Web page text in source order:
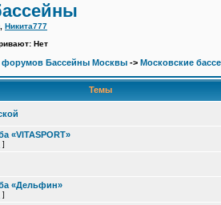
Никита777
Нет
форумов Бассейны Москвы -> Московские
Темы
«VITASPORT»
]
«Дельфин»
]